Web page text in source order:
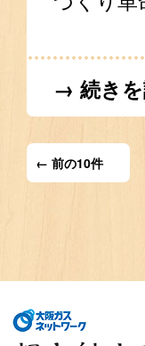
→ 続き
← 前の10件